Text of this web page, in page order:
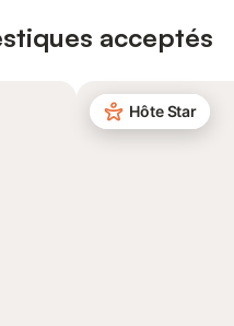
acceptés
Hôte Star